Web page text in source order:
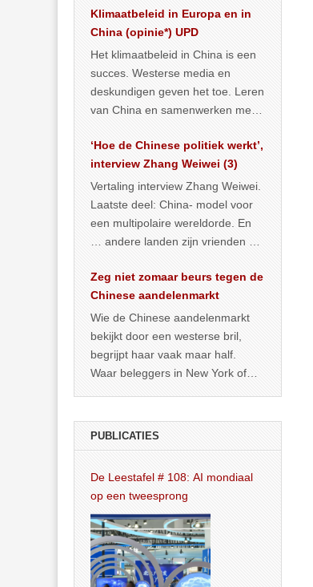
publiceerden… >> lees meer
Klimaatbeleid in Europa en in
China (opinie*) UPD
Het klimaatbeleid in China is een
succes. Westerse media en
deskundigen geven het toe. Leren
van China en samenwerken met
… >> lees meer
‘Hoe de Chinese politiek werkt’,
interview Zhang Weiwei (3)
Vertaling interview Zhang Weiwei.
Laatste deel: China- model voor
een multipolaire wereldorde. En
… andere landen zijn vrienden of
Zeg niet zomaar beurs tegen de
Chinese aandelenmarkt
Wie de Chinese aandelenmarkt
bekijkt door een westerse bril,
begrijpt haar vaak maar half.
Waar beleggers in New York of
PUBLICATIES
De Leestafel # 108: AI mondiaal
op een tweesprong